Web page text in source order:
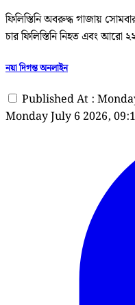
ফিলিস্তিনি অবরুদ্ধ গাজায়
চার ফিলিস্তিনি নিহত এবং
নয়া দিগন্ত অনলাইন
Published At :
Monday July 6 2026,